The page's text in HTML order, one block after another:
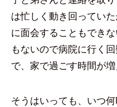
は忙しく動き回ってい
に面会することもでき
もないので病院に行く
で、家で過ごす時間が増
そうはいっても、いつ